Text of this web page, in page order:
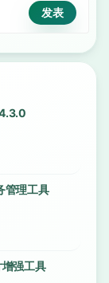
管理工具
强工具